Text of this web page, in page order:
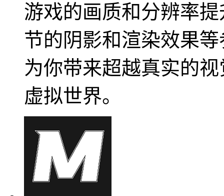
游戏的画质和分辨率
节的阴影和渲染效果
为你带来超越真实的
虚拟世界。